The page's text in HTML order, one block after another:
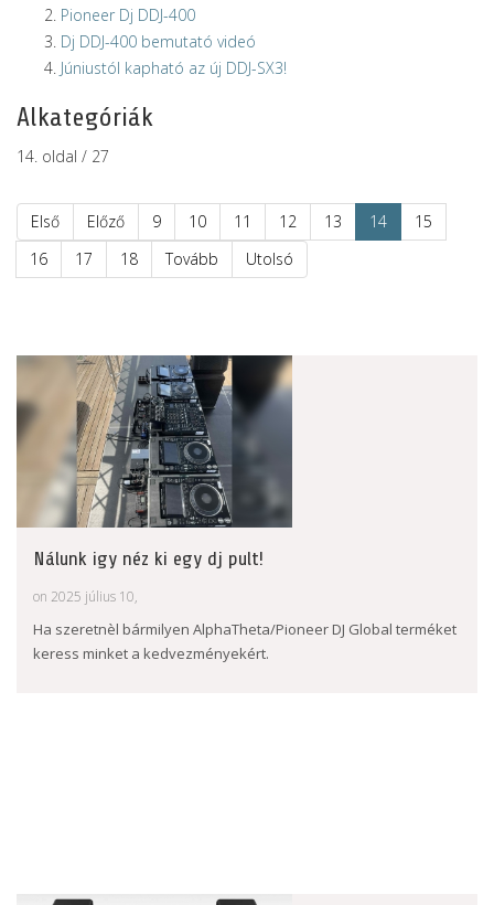
Pioneer Dj DDJ-400
Dj DDJ-400 bemutató videó
Júniustól kapható az új DDJ-SX3!
Alkategóriák
14. oldal / 27
Első Előző 9 10 11 12 13 14
15
16
17 18 Tovább Utolsó
Nálunk igy néz ki egy dj pult!
on 2025 július 10,
Ha szeretnèl bármilyen AlphaTheta/Pioneer DJ Global terméket
keress minket a kedvezményekért.